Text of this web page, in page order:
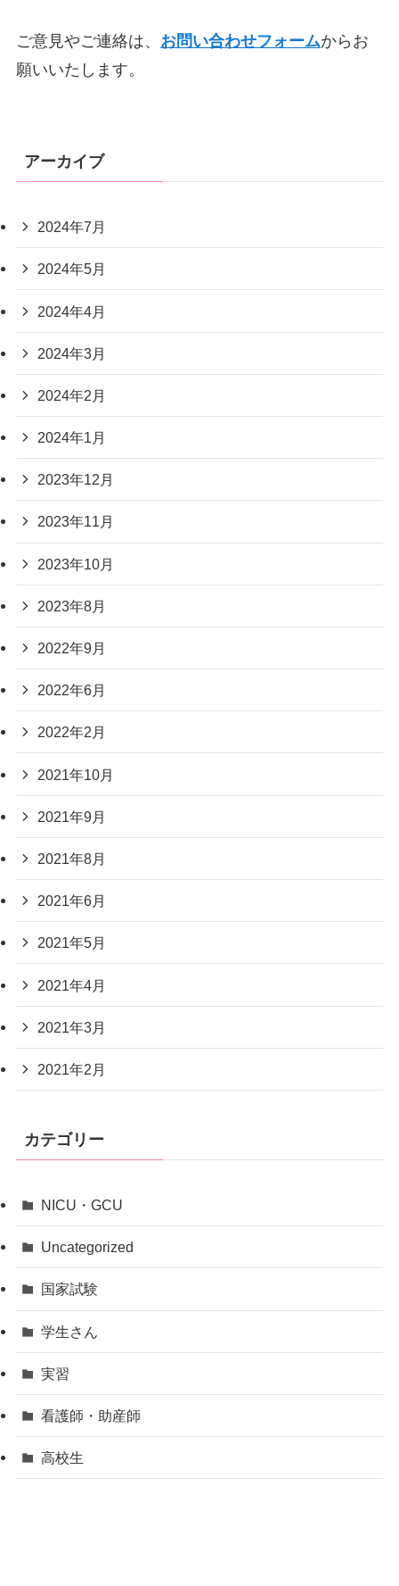
ご意見やご連絡は、 お問い合わせフォームからお
願いいたします。
アーカイブ
2024年7月
2024年5月
2024年4月
2024年3月
2024年2月
2024年1月
2023年12月
2023年11月
2023年10月
2023年8月
2022年9月
2022年6月
2022年2月
2021年10月
2021年9月
2021年8月
2021年6月
2021年5月
2021年4月
2021年3月
2021年2月
カテゴリー
NICU・GCU
Uncategorized
国家試験
学生さん
実習
看護師・助産師
高校生